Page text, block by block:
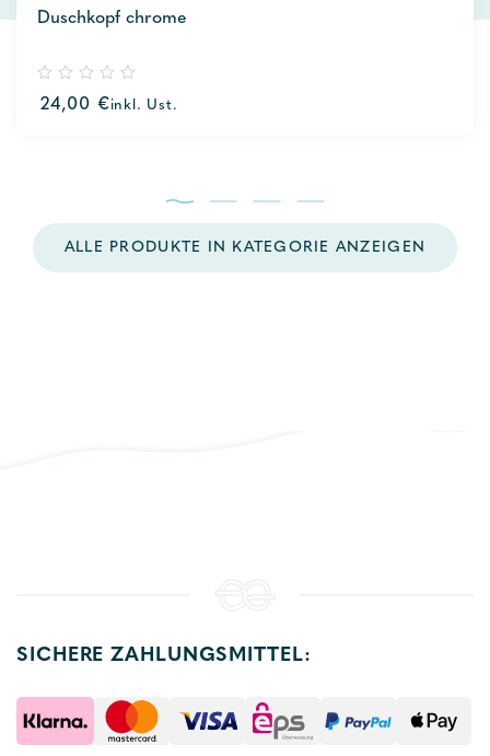
Duschkopf chrome
out
24,00 €inkl. Ust.
ALLE PRODUKTE IN KATEGORIE ANZEIGEN
SICHERE ZAHLUNGSMITTEL: